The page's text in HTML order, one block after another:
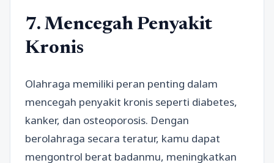
7. Mencegah Penyakit
Kronis
Olahraga memiliki peran penting dalam
mencegah penyakit kronis seperti diabetes,
kanker, dan osteoporosis. Dengan
berolahraga secara teratur, kamu dapat
mengontrol berat badanmu, meningkatkan